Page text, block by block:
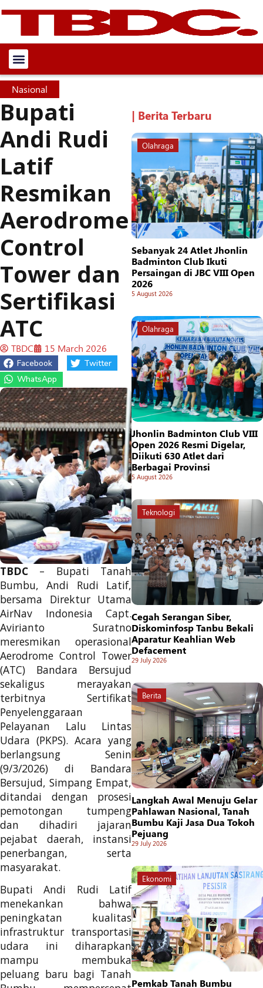
Nasional
Bupati
Andi Rudi
Latif
Resmikan
Aerodrome
Control
Tower dan
Sertifikasi
ATC
TBDC 15 March 2026
Facebook
Twitter
WhatsApp
TBDC – Bupati Tanah
Bumbu, Andi Rudi Latif,
bersama Direktur Utama
AirNav Indonesia Capt.
Avirianto Suratno
meresmikan operasional
Aerodrome Control Tower
(ATC) Bandara Bersujud
sekaligus merayakan
terbitnya Sertifikat
Penyelenggaraan
Pelayanan Lalu Lintas
Udara (PKPS). Acara yang
berlangsung Senin
(9/3/2026) di Bandara
Bersujud, Simpang Empat,
ditandai dengan prosesi
pemotongan tumpeng
dan dihadiri jajaran
pejabat daerah, instansi
penerbangan, serta
masyarakat.
Bupati Andi Rudi Latif
menekankan bahwa
peningkatan kualitas
infrastruktur transportasi
udara ini diharapkan
mampu membuka
peluang baru bagi Tanah
| Berita Terbaru
Olahraga
Sebanyak 24 Atlet Jhonlin
Badminton Club Ikuti
Persaingan di JBC VIII Open
2026
5 August 2026
Olahraga
Jhonlin Badminton Club VIII
Open 2026 Resmi Digelar,
Diikuti 630 Atlet dari
Berbagai Provinsi
5 August 2026
Teknologi
Cegah Serangan Siber,
Diskominfosp Tanbu Bekali
Aparatur Keahlian Web
Defacement
29 July 2026
Berita
Langkah Awal Menuju Gelar
Pahlawan Nasional, Tanah
Bumbu Kaji Jasa Dua Tokoh
Pejuang
29 July 2026
Ekonomi
Pemkab Tanah Bumbu